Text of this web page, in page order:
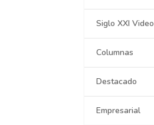
Siglo XXI Video
Columnas
Destacado
Empresarial